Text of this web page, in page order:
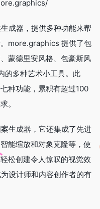
成器，提供多种功能来帮
more.graphics 提供了包
蒙德里安风格、包豪斯风
的多种艺术小工具。此
种功能，累积有超过100
。
生成器，它还集成了先进
能缩放和对象克隆等，使
松创建令人惊叹的视觉效
设计师和内容创作者的有